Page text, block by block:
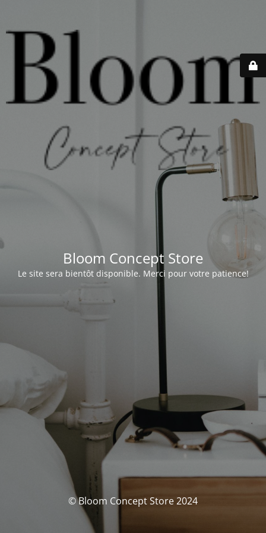
Bloom Concept Store
Le site sera bientôt disponible. Merci pour votre patience!
© Bloom Concept Store 2024